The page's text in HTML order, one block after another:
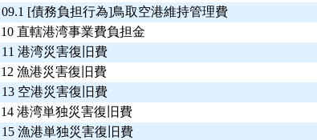
09.1 [債務負担行為]鳥取空港維持管理費
10 直轄港湾事業費負担金
11 港湾災害復旧費
12 漁港災害復旧費
13 空港災害復旧費
14 港湾単独災害復旧費
15 漁港単独災害復旧費